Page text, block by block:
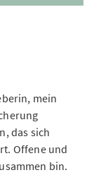
mein
das sich
Offene und
bin.